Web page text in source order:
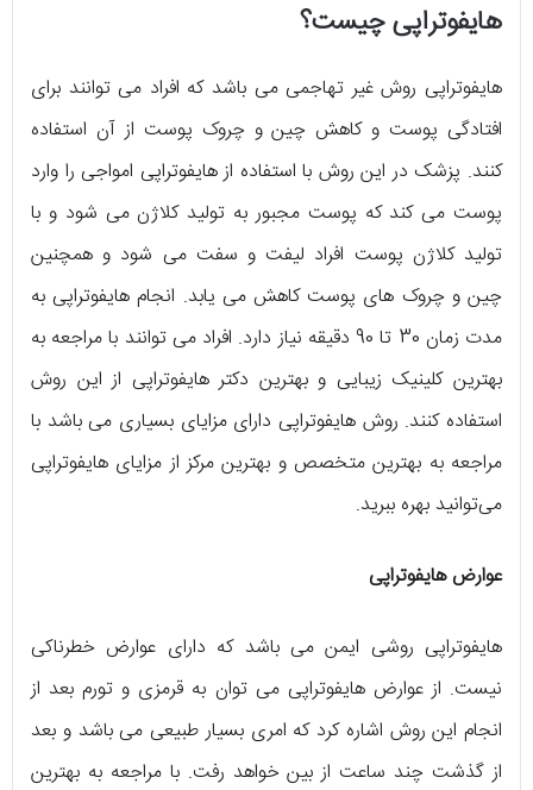
هایفوتراپی چیست؟
هایفوتراپی روش غیر تهاجمی می باشد که افراد می توانند برای
افتادگی پوست و کاهش چین و چروک پوست از آن استفاده
کنند. پزشک در این روش با استفاده از هایفوتراپی امواجی را وارد
پوست می کند که پوست مجبور به تولید کلاژن می شود و با
تولید کلاژن پوست افراد لیفت و سفت می شود و همچنین
چین و چروک های پوست کاهش می یابد. انجام هایفوتراپی به
مدت زمان 30 تا 90 دقیقه نیاز دارد. افراد می توانند با مراجعه به
بهترین کلینیک زیبایی و بهترین دکتر هایفوتراپی از این روش
استفاده کنند. روش هایفوتراپی دارای مزایای بسیاری می باشد با
مراجعه به بهترین متخصص و بهترین مرکز از مزایای هایفوتراپی
می‌توانید بهره ببرید.
عوارض هایفوتراپی
هایفوتراپی روشی ایمن می باشد که دارای عوارض خطرناکی
نیست. از عوارض هایفوتراپی می توان به قرمزی و تورم بعد از
انجام این روش اشاره کرد که امری بسیار طبیعی می باشد و بعد
از گذشت چند ساعت از بین خواهد رفت. با مراجعه به بهترین